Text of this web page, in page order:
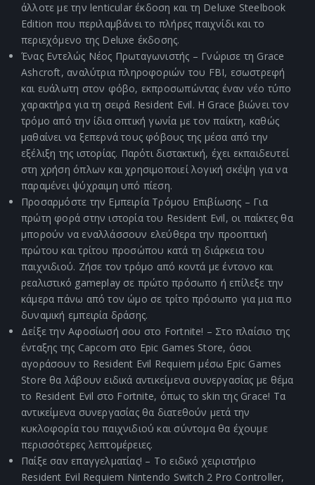
άλλοτε με την lenticular έκδοση και τη Deluxe Steelbook
Edition που περιλαμβάνει το πλήρες παιχνίδι και το
περιεχόμενο της Deluxe έκδοσης.
Ένας Εντελώς Νέος Πρωταγωνιστής – Γνώρισε τη Grace
Ashcroft, αναλύτρια πληροφοριών του FBI, εσωστρεφή
και ευάλωτη στον φόβο, εκπροσωπώντας έναν νέο τύπο
χαρακτήρα για τη σειρά Resident Evil. Η Grace βιώνει τον
τρόμο από την ίδια οπτική γωνία με τον παίκτη, καθώς
μαθαίνει να ξεπερνά τους φόβους της μέσα από την
εξέλιξη της ιστορίας. Παρότι διστακτική, έχει εκπαιδευτεί
στη χρήση όπλων και χρησιμοποιεί λογική σκέψη για να
παραμένει ψύχραιμη υπό πίεση.
Προσαρμόστε την Εμπειρία Τρόμου Επιβίωσης – Για
πρώτη φορά στην ιστορία του Resident Evil, οι παίκτες θα
μπορούν να εναλλάσσουν ελεύθερα την προοπτική
πρώτου και τρίτου προσώπου κατά τη διάρκεια του
παιχνιδιού. Ζήσε τον τρόμο από κοντά με έντονο και
ρεαλιστικό gameplay σε πρώτο πρόσωπο ή επίλεξε την
κάμερα πάνω από τον ώμο σε τρίτο πρόσωπο για μια πιο
δυναμική εμπειρία δράσης.
Δείξε την Αφοσίωσή σου στο Fortnite! – Στο πλαίσιο της
ένταξης της Capcom στο Epic Games Store, όσοι
αγοράσουν το Resident Evil Requiem μέσω Epic Games
Store θα λάβουν ειδικά αντικείμενα συνεργασίας με θέμα
το Resident Evil στο Fortnite, όπως το skin της Grace! Τα
αντικείμενα συνεργασίας θα διατεθούν μετά την
κυκλοφορία του παιχνιδιού και σύντομα θα έχουμε
περισσότερες λεπτομέρειες.
Παίξε σαν επαγγελματίας! – Το ειδικό χειριστήριο
Resident Evil Requiem Nintendo Switch 2 Pro Controller,